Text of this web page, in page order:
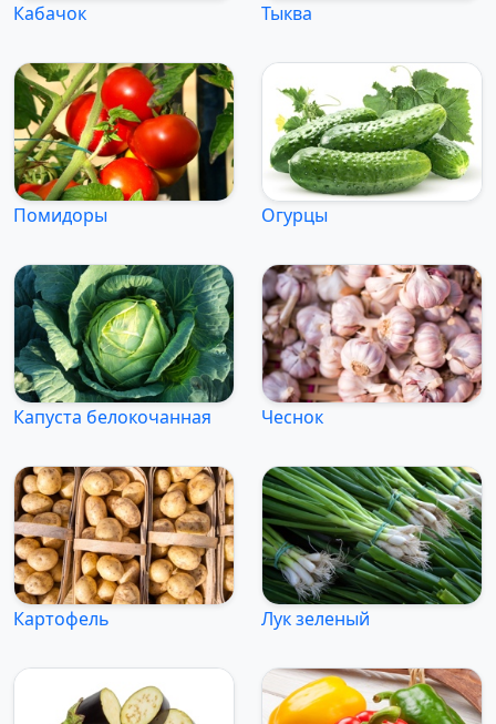
Кабачок Тыква
Помидоры Огурцы
Капуста белокочанная Чеснок
Картофель Лук зеленый